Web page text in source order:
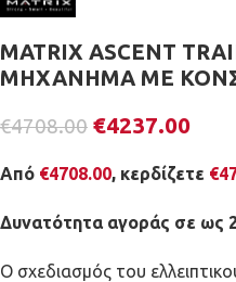
MATRIX ASCENT
ΜΗΧΑΝΗΜΑ ΜΕ
€4708.00 €4237.00
Από €4708.00, κερδίζετε €
Δυνατότητα αγοράς σε ως
Ο σχεδιασμός του